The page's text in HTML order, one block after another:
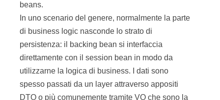
beans.
In uno scenario del genere, normalmente la parte
di business logic nasconde lo strato di
persistenza: il backing bean si interfaccia
direttamente con il session bean in modo da
utilizzarne la logica di business. I dati sono
spesso passati da un layer attraverso appositi
DTO o più comunemente tramite VO che sono la